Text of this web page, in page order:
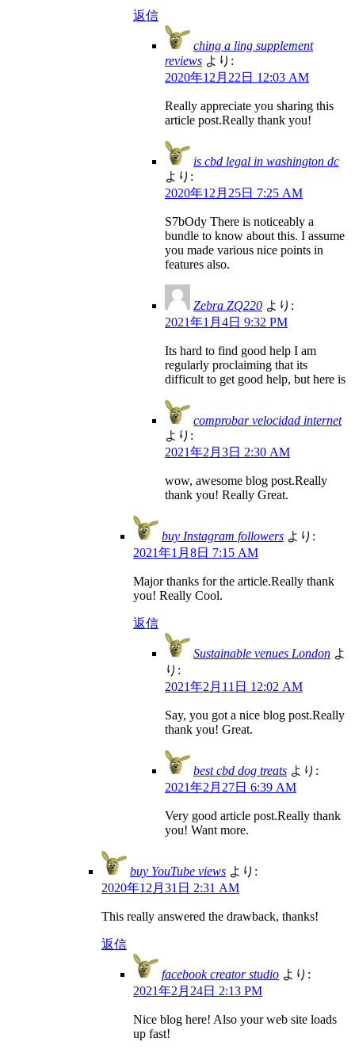
返信
ching a ling supplement
reviews より:
2020年12月22日 12:03 AM
Really appreciate you sharing this
article post.Really thank you!
is cbd legal in washington dc
より:
2020年12月25日 7:25 AM
S7bOdy There is noticeably a
bundle to know about this. I assume
you made various nice points in
features also.
Zebra ZQ220 より:
2021年1月4日 9:32 PM
Its hard to find good help I am
regularly proclaiming that its
difficult to get good help, but here is
comprobar velocidad internet
より:
2021年2月3日 2:30 AM
wow, awesome blog post.Really
thank you! Really Great.
buy Instagram followers より:
2021年1月8日 7:15 AM
Major thanks for the article.Really thank
you! Really Cool.
返信
Sustainable venues London よ
り:
2021年2月11日 12:02 AM
Say, you got a nice blog post.Really
thank you! Great.
best cbd dog treats より:
2021年2月27日 6:39 AM
Very good article post.Really thank
you! Want more.
buy YouTube views より:
2020年12月31日 2:31 AM
This really answered the drawback, thanks!
返信
facebook creator studio より:
2021年2月24日 2:13 PM
Nice blog here! Also your web site loads
up fast!